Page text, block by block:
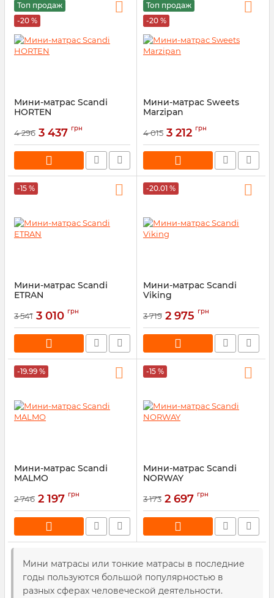
Топ продаж
-20 %
Мини-матрас Scandi
HORTEN
4 296 3 437 грн
Топ продаж
-20 %
Мини-матрас Sweets
Marzipan
4 015 3 212 грн
-15 %
Мини-матрас Scandi
ETRAN
3 541 3 010 грн
-20.01 %
Мини-матрас Scandi
Viking
3 719 2 975 грн
-19.99 %
Мини-матрас Scandi
MALMO
2 746 2 197 грн
-15 %
Мини-матрас Scandi
NORWAY
3 173 2 697 грн
Мини матрасы или тонкие матрасы в последние
годы пользуются большой популярностью в
разных сферах человеческой деятельности.